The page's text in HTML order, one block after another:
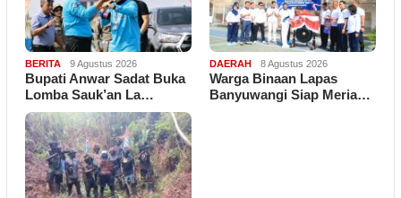
BERITA 9 Agustus 2026
Bupati Anwar Sadat Buka
Lomba Sauk’an La…
DAERAH 8 Agustus 2026
Warga Binaan Lapas
Banyuwangi Siap Meria…